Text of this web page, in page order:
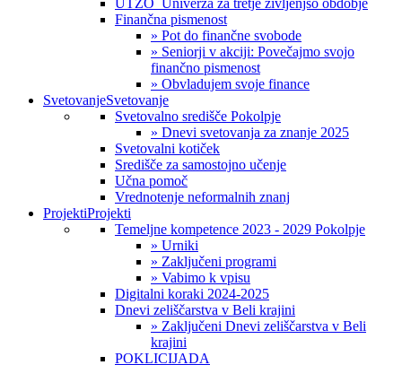
Finančna pismenost
» Pot do finančne svobode
» Seniorji v akciji: Povečajmo svojo
finančno pismenost
» Obvladujem svoje finance
SvetovanjeSvetovanje
Svetovalno središče Pokolpje
» Dnevi svetovanja za znanje 2025
Svetovalni kotiček
Središče za samostojno učenje
Učna pomoč
Vrednotenje neformalnih znanj
ProjektiProjekti
Temeljne kompetence 2023 - 2029 Pokolpje
» Urniki
» Zaključeni programi
» Vabimo k vpisu
Digitalni koraki 2024-2025
Dnevi zeliščarstva v Beli krajini
» Zaključeni Dnevi zeliščarstva v Beli
krajini
POKLICIJADA